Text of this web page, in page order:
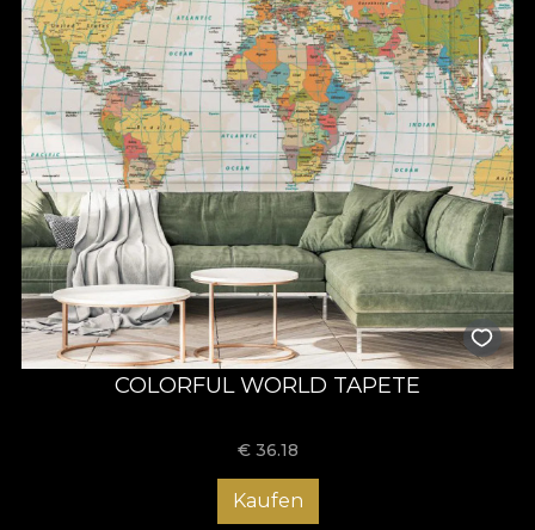
COLORFUL WORLD TAPETE
€ 36.18
Kaufen